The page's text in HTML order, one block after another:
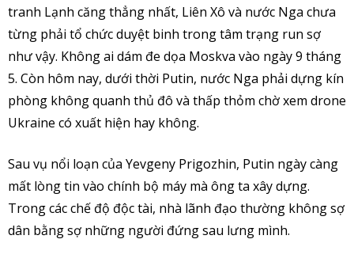
tranh Lạnh căng thẳng nhất, Liên Xô và nước Nga chưa
từng phải tổ chức duyệt binh trong tâm trạng run sợ
như vậy. Không ai dám đe dọa Moskva vào ngày 9 tháng
5. Còn hôm nay, dưới thời Putin, nước Nga phải dựng kín
phòng không quanh thủ đô và thấp thỏm chờ xem drone
Ukraine có xuất hiện hay không.
Sau vụ nổi loạn của Yevgeny Prigozhin, Putin ngày càng
mất lòng tin vào chính bộ máy mà ông ta xây dựng.
Trong các chế độ độc tài, nhà lãnh đạo thường không sợ
dân bằng sợ những người đứng sau lưng mình.